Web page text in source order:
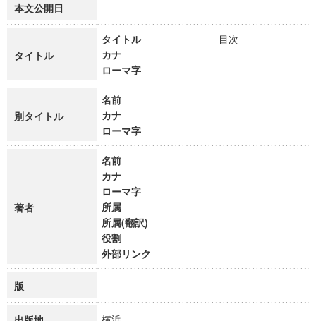
本文公開日
タイトル
タイトル
目次
カナ
ローマ字
別タイトル
名前
カナ
ローマ字
著者
名前
カナ
ローマ字
所属
所属(翻訳)
役割
外部リンク
版